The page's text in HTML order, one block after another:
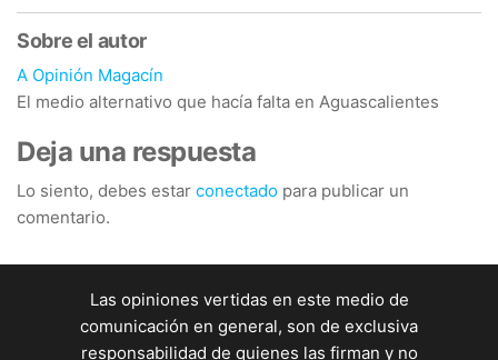
Sobre el autor
A Opinión Magacín
El medio alternativo que hacía falta en Aguascalientes
Deja una respuesta
Lo siento, debes estar conectado para publicar un
comentario.
Las opiniones vertidas en este medio de
comunicación en general, son de exclusiva
responsabilidad de quienes las firman y no